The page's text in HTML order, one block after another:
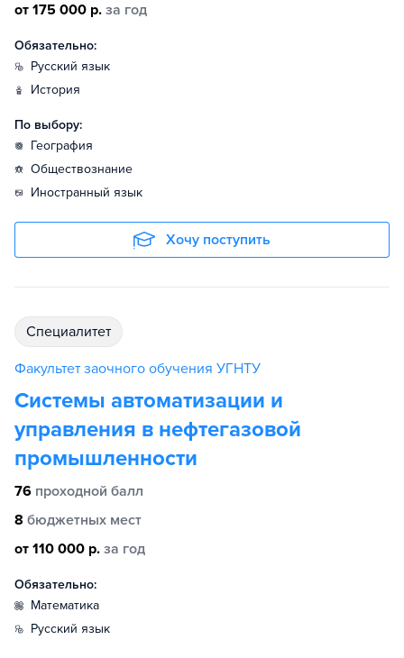
от 175 000 р. за год
Обязательно:
русский язык
история
По выбору:
география
обществознание
иностранный язык
Хочу поступить
специалитет
Факультет заочного обучения УГНТУ
Системы автоматизации и
управления в нефтегазовой
промышленности
76 проходной балл
8 бюджетных мест
от 110 000 р. за год
Обязательно:
математика
русский язык